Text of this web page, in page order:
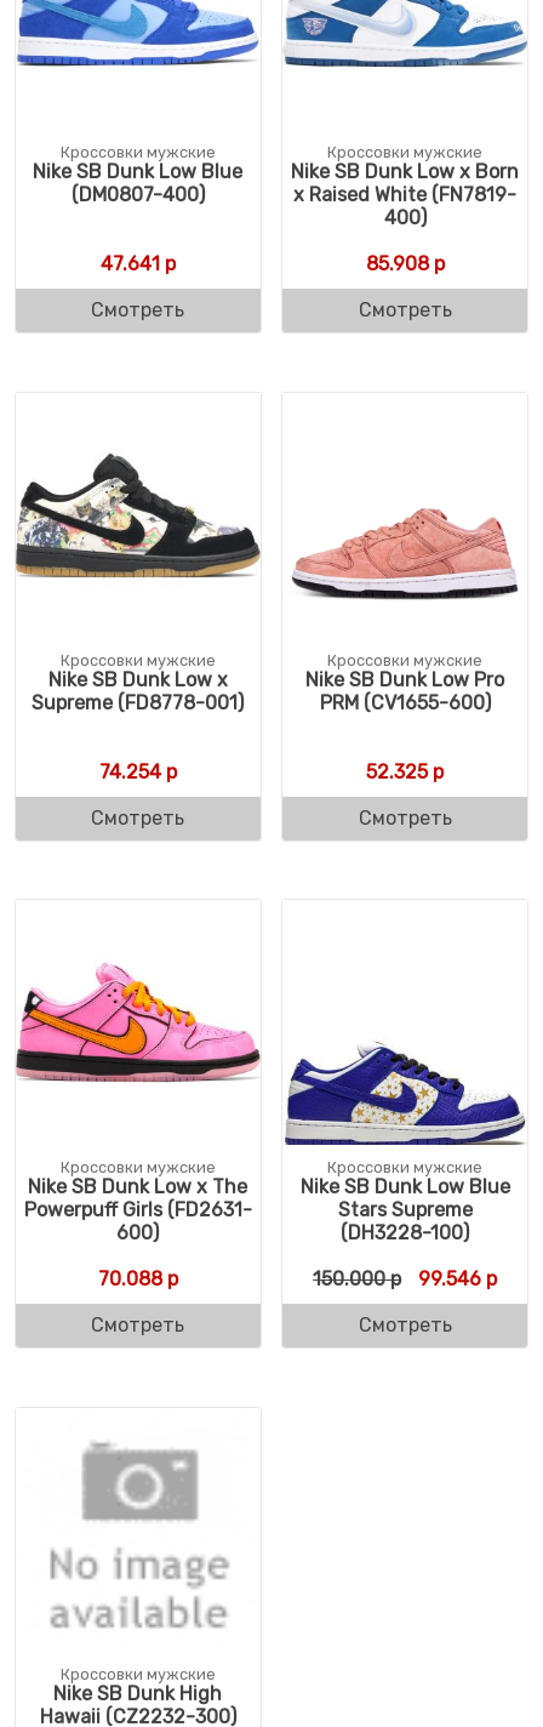
Кроссовки мужские
Nike SB Dunk Low Blue
(DM0807-400)
47.641 р
Смотреть
Кроссовки мужские
Nike SB Dunk Low x Born
x Raised White (FN7819-
400)
85.908р
Смотреть
Кроссовки мужские
Nike SB Dunk Low x
Supreme (FD8778-001)
74.254р
Смотреть
Кроссовки мужские
Nike SB Dunk Low Pro
PRM (CV1655-600)
52.325р
Смотреть
Кроссовки мужские
Nike SB Dunk Low x The
Powerpuff Girls (FD2631-
600)
70.088р
Смотреть
Кроссовки мужские
Nike SB Dunk Low Blue
Stars Supreme
(DH3228-100)
150.000р 99.546 р
Смотреть
Кроссовки мужские
Nike SB Dunk High
Hawaii (CZ2232-300)